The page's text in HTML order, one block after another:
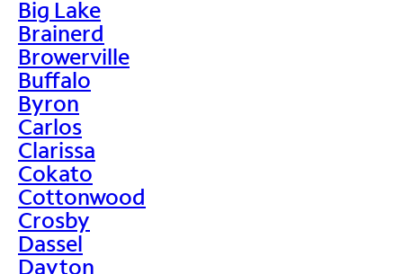
Big Lake
Brainerd
Browerville
Buffalo
Byron
Carlos
Clarissa
Cokato
Cottonwood
Crosby
Dassel
Dayton